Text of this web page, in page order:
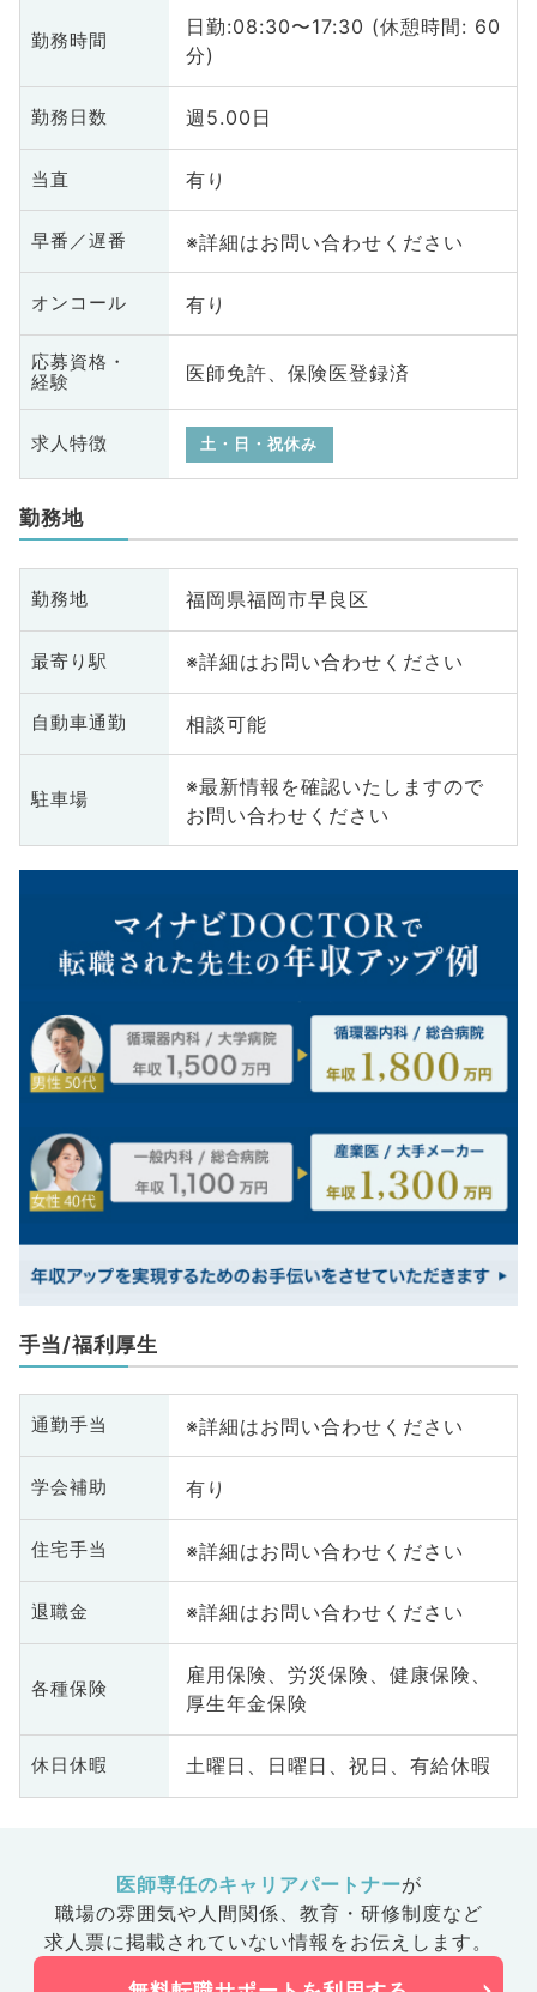
勤務時間
日勤:08:30〜17:30 (休憩時間: 60
分)
勤務日数 週5.00日
当直 有り
早番／遅番 ※詳細はお問い合わせください
オンコール 有り
応募資格・
経験
医師免許、保険医登録済
求人特徴 土・日・祝休み
勤務地
勤務地 福岡県福岡市早良区
最寄り駅 ※詳細はお問い合わせください
自動車通勤 相談可能
駐車場
※最新情報を確認いたしますので
お問い合わせください
手当/福利厚生
通勤手当 ※詳細はお問い合わせください
学会補助 有り
住宅手当 ※詳細はお問い合わせください
退職金 ※詳細はお問い合わせください
各種保険
雇用保険、労災保険、健康保険、
厚生年金保険
休日休暇 土曜日、日曜日、祝日、有給休暇
医師専任のキャリアパートナーが
職場の雰囲気や人間関係、 教育・研修制度など
求人票に掲載されていない情報をお伝えします。